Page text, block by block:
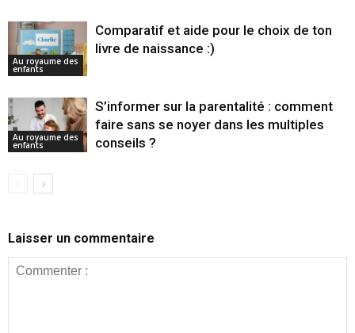
Au royaume des
enfants
Comparatif et aide pour le choix de ton
livre de naissance :)
Au royaume des
enfants
S’informer sur la parentalité : comment
faire sans se noyer dans les multiples
conseils ?
Laisser un commentaire